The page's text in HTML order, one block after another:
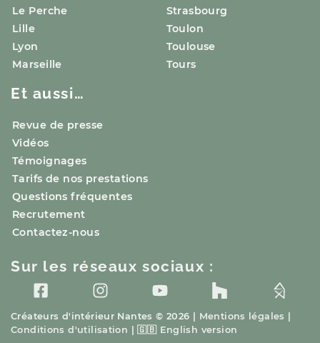
Le Perche
Lille
Lyon
Marseille
Strasbourg
Toulon
Toulouse
Tours
Et aussi…
Revue de presse
Vidéos
Témoignages
Tarifs de nos prestations
Questions fréquentes
Recrutement
Contactez-nous
Créateurs d'intérieur Nantes © 2026 | Mentions légales
Conditions d'utilisation
🇬🇧 English version
Sur les réseaux sociaux :